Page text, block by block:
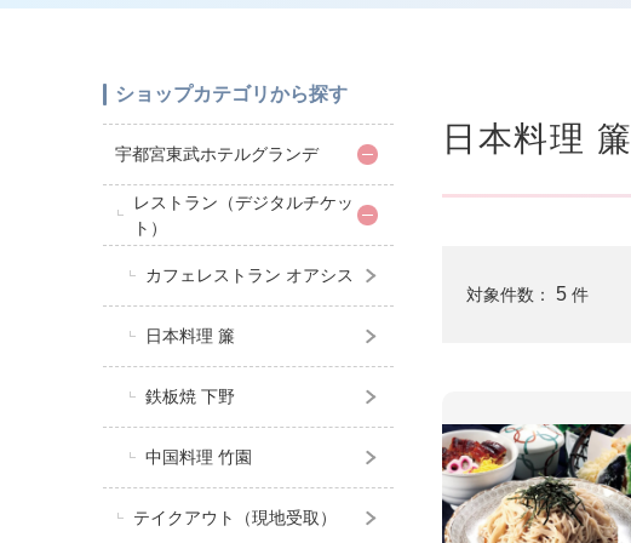
ショップカテゴリから探す
宇都宮東武ホテルグランデ
レストラン（デジタルチケッ
ト）
カフェレストラン オアシス
日本料理 簾
鉄板焼 下野
中国料理 竹園
テイクアウト（現地受取）
日本料理 簾
対象件数： 5 件